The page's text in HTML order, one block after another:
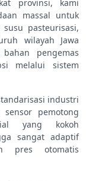
provinsi, kami
massal untuk
pasteurisasi,
wilayah Jawa
pengemas
melalui sistem
industri
pemotong
yang kokoh
sangat adaptif
pres otomatis